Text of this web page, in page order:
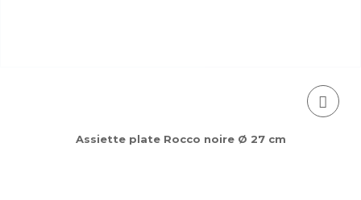
Assiette plate Rocco noire Ø 27 cm